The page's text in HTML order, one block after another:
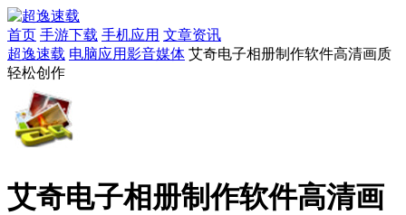
首页 手游下载 手机应用 文章资讯
超逸速载 电脑应用影音媒体 艾奇电子相册制作软件高清画质
轻松创作
艾奇电子相册制作软件高清画